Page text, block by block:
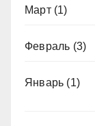
Март(1)
Февраль (3)
Январь (1)